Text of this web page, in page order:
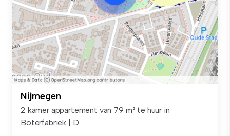
Nijmegen
2 kamer appartement van 79 m² te huur in
Boterfabriek | D...